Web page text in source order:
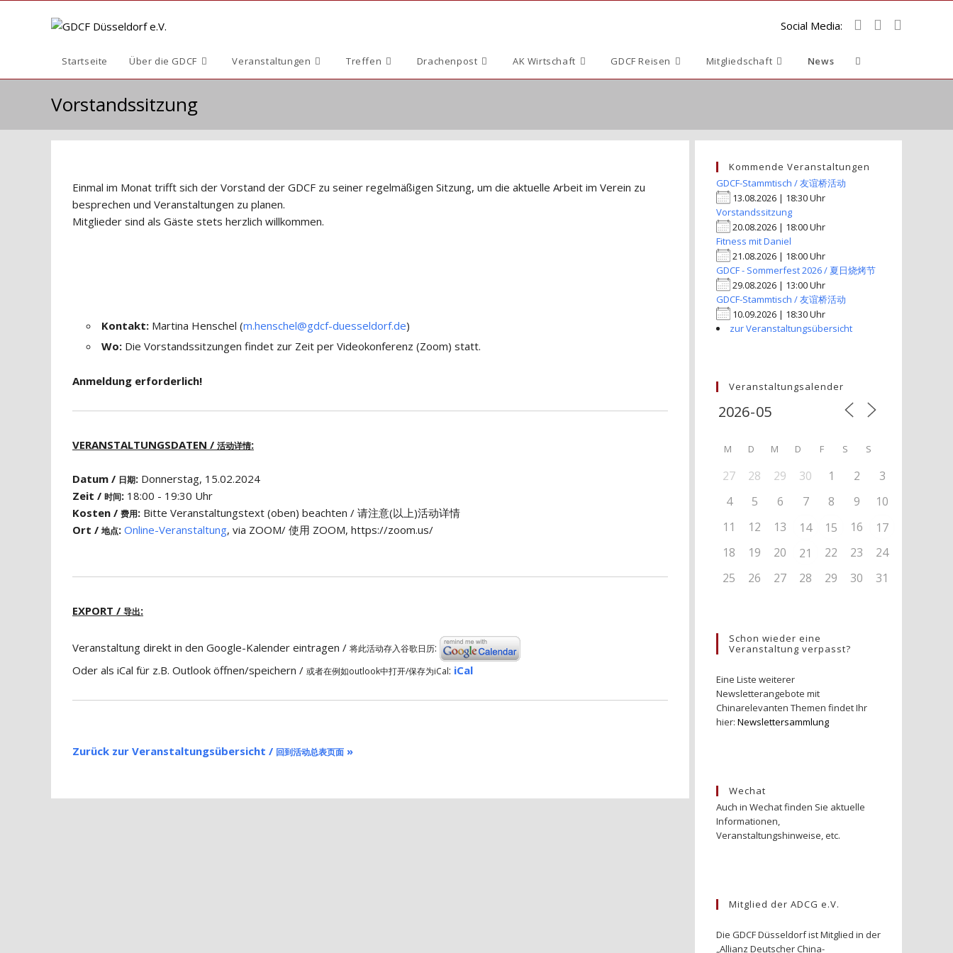
Social Media:
Startseite Über die GDCF Veranstaltungen Treffen Drachenpost AK Wirtschaft GDCF Reisen Mitgliedschaft News Website-
umschalten
Vorstandssitzung
Einmal im Monat trifft sich der Vorstand der GDCF zu seiner regelmäßigen Sitzung, um die aktuelle Arbeit im Verein zu
besprechen und Veranstaltungen zu planen.
Mitglieder sind als Gäste stets herzlich willkommen.
Kontakt: Martina Henschel (m.henschel@gdcf-duesseldorf.de)
Wo: Die Vorstandssitzungen findet zur Zeit per Videokonferenz (Zoom) statt.
Anmeldung erforderlich!
VERANSTALTUNGSDATEN / 活动详情:
Datum / 日期: Donnerstag, 15.02.2024
Zeit / 时间: 18:00 - 19:30 Uhr
Kosten / 费用: Bitte Veranstaltungstext (oben) beachten / 请注意(以上)活动详情
Ort / 地点: Online-Veranstaltung, via ZOOM/ 使用 ZOOM, https://zoom.us/
EXPORT / 导出:
Veranstaltung direkt in den Google-Kalender eintragen / 将此活动存入谷歌日历:
Oder als iCal für z.B. Outlook öffnen/speichern / 或者在例如outlook中打开/保存为iCal: iCal
Zurück zur Veranstaltungsübersicht / 回到活动总表页面 »
Kommende Veranstaltungen
GDCF-Stammtisch / 友谊桥活动
13.08.2026 | 18:30 Uhr
Vorstandssitzung
20.08.2026 | 18:00 Uhr
Fitness mit Daniel
21.08.2026 | 18:00 Uhr
GDCF - Sommerfest 2026 / 夏日烧烤节
29.08.2026 | 13:00 Uhr
GDCF-Stammtisch / 友谊桥活动
10.09.2026 | 18:30 Uhr
zur Veranstaltungsübersicht
Veranstaltungsalender
M D M D F S S
27 28 29 30 1 2
3
4
5 6 7 8 9
10
11
12 13 14 15 16
17
18
19 20 21 22 23
24
25
26 27 28 29 30 31
Schon wieder eine
Veranstaltung verpasst?
Eine Liste weiterer
Newsletterangebote mit
Chinarelevanten Themen findet Ihr
hier: Newslettersammlung
Wechat
Auch in Wechat finden Sie aktuelle
Informationen,
Veranstaltungshinweise, etc.
Mitglied der ADCG e.V.
Die GDCF Düsseldorf ist Mitglied in der
„Allianz Deutscher China-